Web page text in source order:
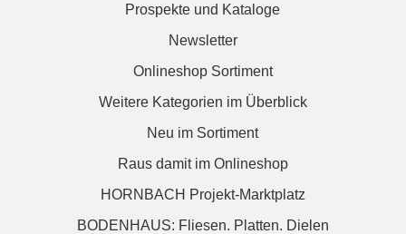
Prospekte und Kataloge
Newsletter
Onlineshop Sortiment
Weitere Kategorien im Überblick
Neu im Sortiment
Raus damit im Onlineshop
HORNBACH Projekt-Marktplatz
BODENHAUS: Fliesen. Platten. Dielen